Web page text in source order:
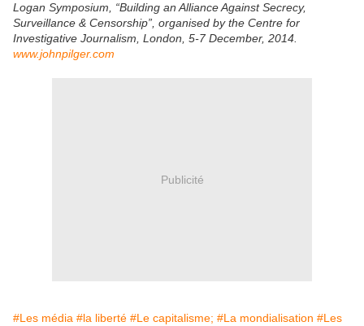
Logan Symposium, “Building an Alliance Against Secrecy,
Surveillance & Censorship”, organised by the Centre for
Investigative Journalism, London, 5-7 December, 2014.
www.johnpilger.com
Publicité
#Les média #la liberté #Le capitalisme; #La mondialisation #Les